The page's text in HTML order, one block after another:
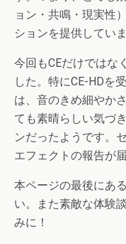
ョン・共鳴・現実性
ションを提供していま
今回もCEだけではな
した。特にCE-HDを
は、音のきめ細やか
ても素晴らしい気づ
ンだったようです。
エフェクトの報告が
本ページの最後にあ
い。また素敵な体験
みに！